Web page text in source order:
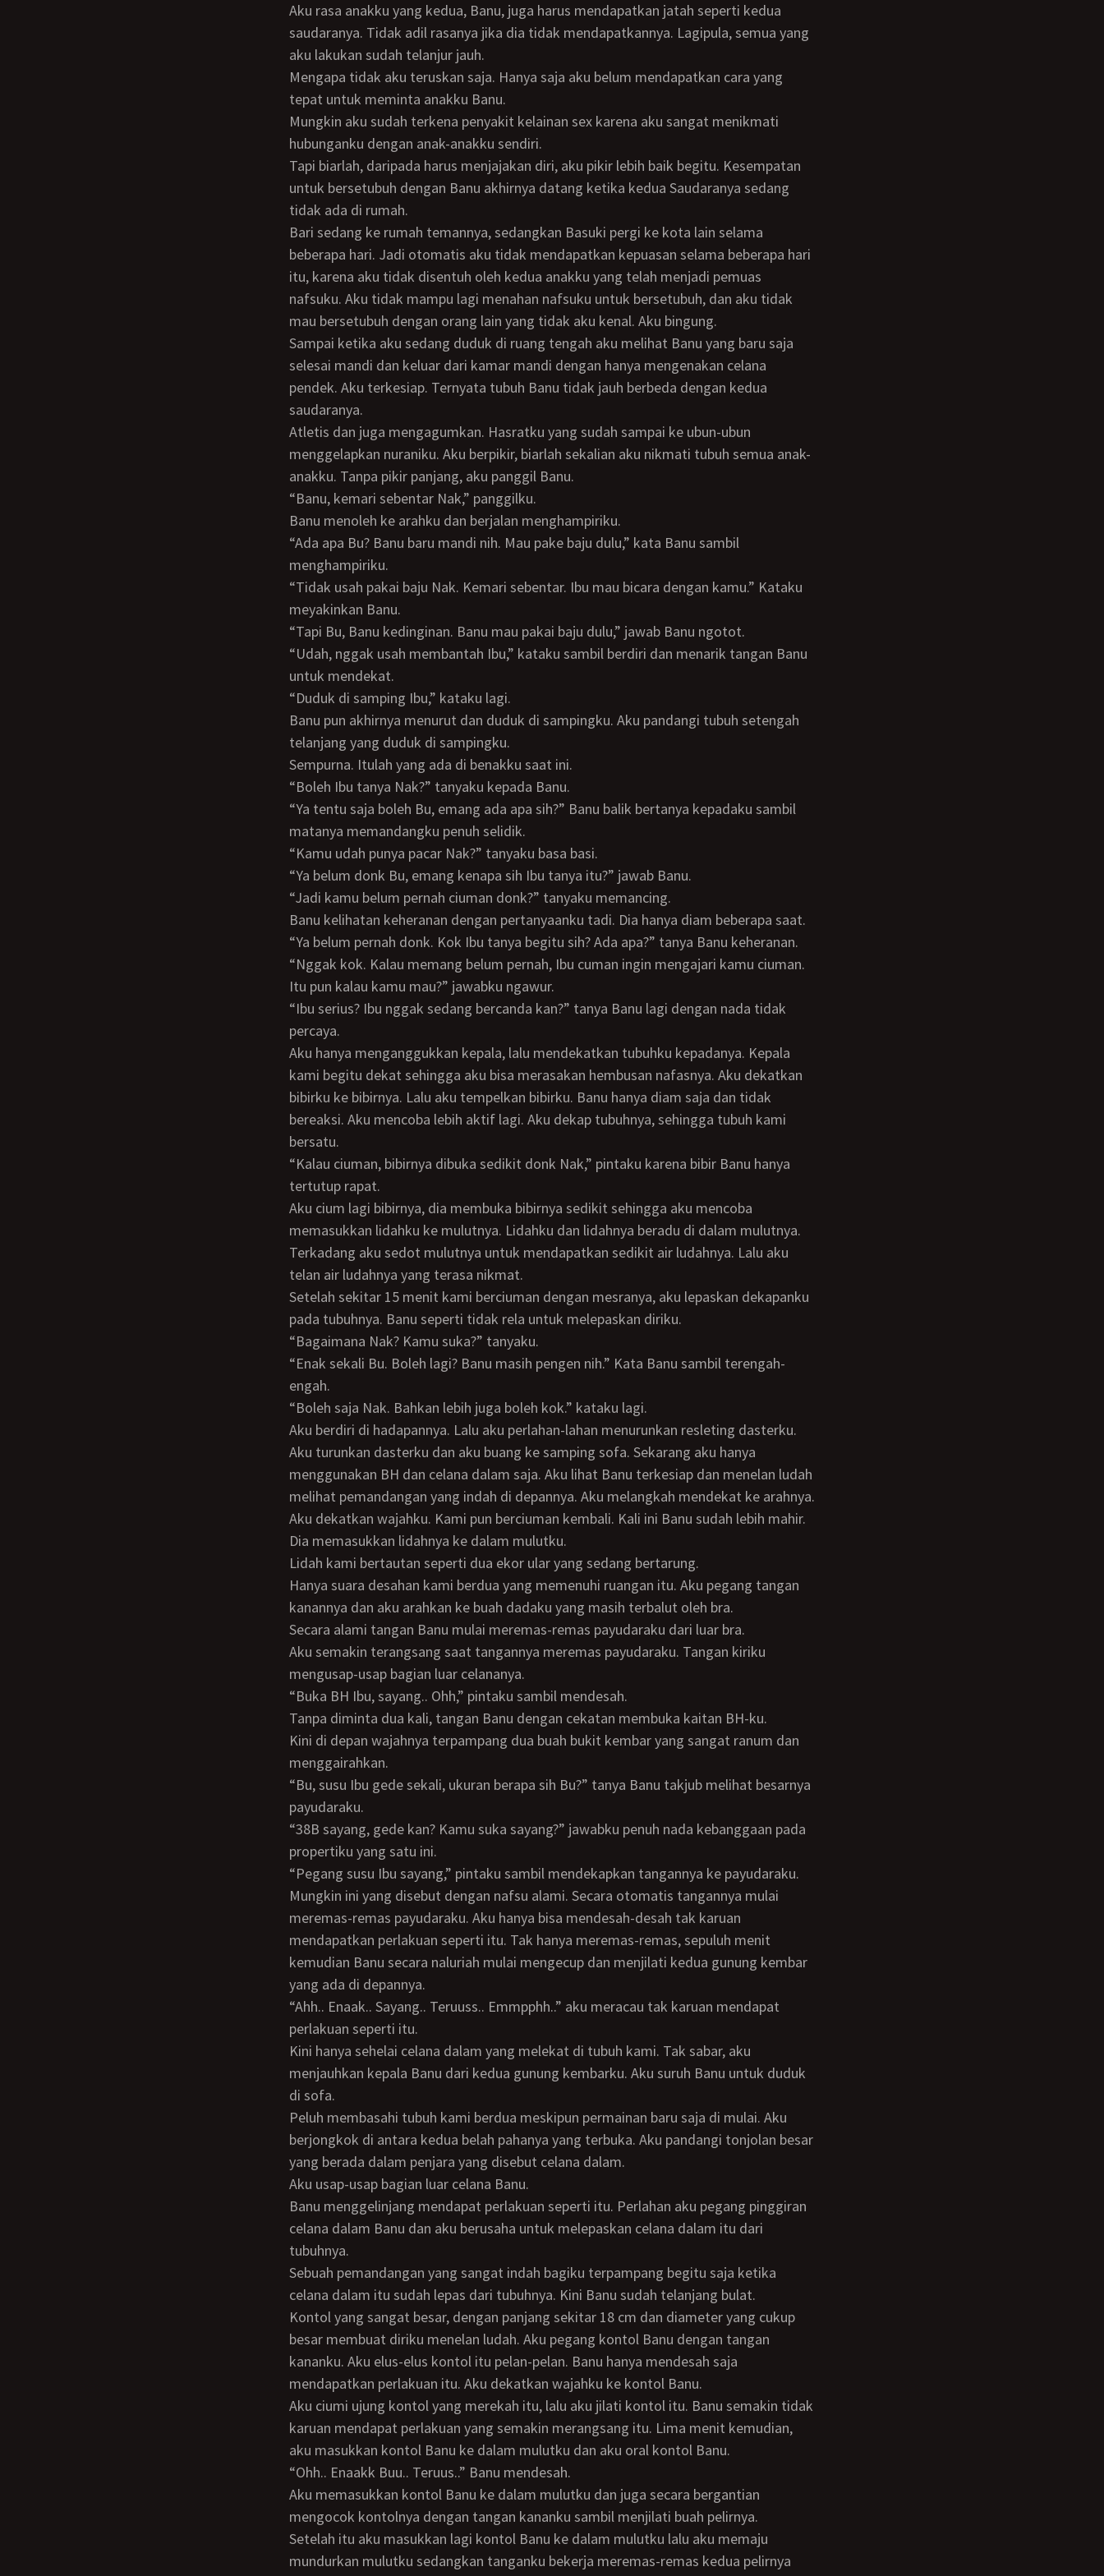
Aku rasa anakku yang kedua, Banu, juga harus mendapatkan jatah seperti kedua
saudaranya. Tidak adil rasanya jika dia tidak mendapatkannya. Lagipula, semua yang
aku lakukan sudah telanjur jauh.
Mengapa tidak aku teruskan saja. Hanya saja aku belum mendapatkan cara yang
tepat untuk meminta anakku Banu.
Mungkin aku sudah terkena penyakit kelainan sex karena aku sangat menikmati
hubunganku dengan anak-anakku sendiri.
Tapi biarlah, daripada harus menjajakan diri, aku pikir lebih baik begitu. Kesempatan
untuk bersetubuh dengan Banu akhirnya datang ketika kedua Saudaranya sedang
tidak ada di rumah.
Bari sedang ke rumah temannya, sedangkan Basuki pergi ke kota lain selama
beberapa hari. Jadi otomatis aku tidak mendapatkan kepuasan selama beberapa hari
itu, karena aku tidak disentuh oleh kedua anakku yang telah menjadi pemuas
nafsuku. Aku tidak mampu lagi menahan nafsuku untuk bersetubuh, dan aku tidak
mau bersetubuh dengan orang lain yang tidak aku kenal. Aku bingung.
Sampai ketika aku sedang duduk di ruang tengah aku melihat Banu yang baru saja
selesai mandi dan keluar dari kamar mandi dengan hanya mengenakan celana
pendek. Aku terkesiap. Ternyata tubuh Banu tidak jauh berbeda dengan kedua
saudaranya.
Atletis dan juga mengagumkan. Hasratku yang sudah sampai ke ubun-ubun
menggelapkan nuraniku. Aku berpikir, biarlah sekalian aku nikmati tubuh semua anak-
anakku. Tanpa pikir panjang, aku panggil Banu.
“Banu, kemari sebentar Nak,” panggilku.
Banu menoleh ke arahku dan berjalan menghampiriku.
“Ada apa Bu? Banu baru mandi nih. Mau pake baju dulu,” kata Banu sambil
menghampiriku.
“Tidak usah pakai baju Nak. Kemari sebentar. Ibu mau bicara dengan kamu.” Kataku
meyakinkan Banu.
“Tapi Bu, Banu kedinginan. Banu mau pakai baju dulu,” jawab Banu ngotot.
“Udah, nggak usah membantah Ibu,” kataku sambil berdiri dan menarik tangan Banu
untuk mendekat.
“Duduk di samping Ibu,” kataku lagi.
Banu pun akhirnya menurut dan duduk di sampingku. Aku pandangi tubuh setengah
telanjang yang duduk di sampingku.
Sempurna. Itulah yang ada di benakku saat ini.
“Boleh Ibu tanya Nak?” tanyaku kepada Banu.
“Ya tentu saja boleh Bu, emang ada apa sih?” Banu balik bertanya kepadaku sambil
matanya memandangku penuh selidik.
“Kamu udah punya pacar Nak?” tanyaku basa basi.
“Ya belum donk Bu, emang kenapa sih Ibu tanya itu?” jawab Banu.
“Jadi kamu belum pernah ciuman donk?” tanyaku memancing.
Banu kelihatan keheranan dengan pertanyaanku tadi. Dia hanya diam beberapa saat.
“Ya belum pernah donk. Kok Ibu tanya begitu sih? Ada apa?” tanya Banu keheranan.
“Nggak kok. Kalau memang belum pernah, Ibu cuman ingin mengajari kamu ciuman.
Itu pun kalau kamu mau?” jawabku ngawur.
“Ibu serius? Ibu nggak sedang bercanda kan?” tanya Banu lagi dengan nada tidak
percaya.
Aku hanya menganggukkan kepala, lalu mendekatkan tubuhku kepadanya. Kepala
kami begitu dekat sehingga aku bisa merasakan hembusan nafasnya. Aku dekatkan
bibirku ke bibirnya. Lalu aku tempelkan bibirku. Banu hanya diam saja dan tidak
bereaksi. Aku mencoba lebih aktif lagi. Aku dekap tubuhnya, sehingga tubuh kami
bersatu.
“Kalau ciuman, bibirnya dibuka sedikit donk Nak,” pintaku karena bibir Banu hanya
tertutup rapat.
Aku cium lagi bibirnya, dia membuka bibirnya sedikit sehingga aku mencoba
memasukkan lidahku ke mulutnya. Lidahku dan lidahnya beradu di dalam mulutnya.
Terkadang aku sedot mulutnya untuk mendapatkan sedikit air ludahnya. Lalu aku
telan air ludahnya yang terasa nikmat.
Setelah sekitar 15 menit kami berciuman dengan mesranya, aku lepaskan dekapanku
pada tubuhnya. Banu seperti tidak rela untuk melepaskan diriku.
“Bagaimana Nak? Kamu suka?” tanyaku.
“Enak sekali Bu. Boleh lagi? Banu masih pengen nih.” Kata Banu sambil terengah-
engah.
“Boleh saja Nak. Bahkan lebih juga boleh kok.” kataku lagi.
Aku berdiri di hadapannya. Lalu aku perlahan-lahan menurunkan resleting dasterku.
Aku turunkan dasterku dan aku buang ke samping sofa. Sekarang aku hanya
menggunakan BH dan celana dalam saja. Aku lihat Banu terkesiap dan menelan ludah
melihat pemandangan yang indah di depannya. Aku melangkah mendekat ke arahnya.
Aku dekatkan wajahku. Kami pun berciuman kembali. Kali ini Banu sudah lebih mahir.
Dia memasukkan lidahnya ke dalam mulutku.
Lidah kami bertautan seperti dua ekor ular yang sedang bertarung.
Hanya suara desahan kami berdua yang memenuhi ruangan itu. Aku pegang tangan
kanannya dan aku arahkan ke buah dadaku yang masih terbalut oleh bra.
Secara alami tangan Banu mulai meremas-remas payudaraku dari luar bra.
Aku semakin terangsang saat tangannya meremas payudaraku. Tangan kiriku
mengusap-usap bagian luar celananya.
“Buka BH Ibu, sayang.. Ohh,” pintaku sambil mendesah.
Tanpa diminta dua kali, tangan Banu dengan cekatan membuka kaitan BH-ku.
Kini di depan wajahnya terpampang dua buah bukit kembar yang sangat ranum dan
menggairahkan.
“Bu, susu Ibu gede sekali, ukuran berapa sih Bu?” tanya Banu takjub melihat besarnya
payudaraku.
“38B sayang, gede kan? Kamu suka sayang?” jawabku penuh nada kebanggaan pada
propertiku yang satu ini.
“Pegang susu Ibu sayang,” pintaku sambil mendekapkan tangannya ke payudaraku.
Mungkin ini yang disebut dengan nafsu alami. Secara otomatis tangannya mulai
meremas-remas payudaraku. Aku hanya bisa mendesah-desah tak karuan
mendapatkan perlakuan seperti itu. Tak hanya meremas-remas, sepuluh menit
kemudian Banu secara naluriah mulai mengecup dan menjilati kedua gunung kembar
yang ada di depannya.
“Ahh.. Enaak.. Sayang.. Teruuss.. Emmpphh..” aku meracau tak karuan mendapat
perlakuan seperti itu.
Kini hanya sehelai celana dalam yang melekat di tubuh kami. Tak sabar, aku
menjauhkan kepala Banu dari kedua gunung kembarku. Aku suruh Banu untuk duduk
di sofa.
Peluh membasahi tubuh kami berdua meskipun permainan baru saja di mulai. Aku
berjongkok di antara kedua belah pahanya yang terbuka. Aku pandangi tonjolan besar
yang berada dalam penjara yang disebut celana dalam.
Aku usap-usap bagian luar celana Banu.
Banu menggelinjang mendapat perlakuan seperti itu. Perlahan aku pegang pinggiran
celana dalam Banu dan aku berusaha untuk melepaskan celana dalam itu dari
tubuhnya.
Sebuah pemandangan yang sangat indah bagiku terpampang begitu saja ketika
celana dalam itu sudah lepas dari tubuhnya. Kini Banu sudah telanjang bulat.
Kontol yang sangat besar, dengan panjang sekitar 18 cm dan diameter yang cukup
besar membuat diriku menelan ludah. Aku pegang kontol Banu dengan tangan
kananku. Aku elus-elus kontol itu pelan-pelan. Banu hanya mendesah saja
mendapatkan perlakuan itu. Aku dekatkan wajahku ke kontol Banu.
Aku ciumi ujung kontol yang merekah itu, lalu aku jilati kontol itu. Banu semakin tidak
karuan mendapat perlakuan yang semakin merangsang itu. Lima menit kemudian,
aku masukkan kontol Banu ke dalam mulutku dan aku oral kontol Banu.
“Ohh.. Enaakk Buu.. Teruus..” Banu mendesah.
Aku memasukkan kontol Banu ke dalam mulutku dan juga secara bergantian
mengocok kontolnya dengan tangan kananku sambil menjilati buah pelirnya.
Setelah itu aku masukkan lagi kontol Banu ke dalam mulutku lalu aku memaju
mundurkan mulutku sedangkan tanganku bekerja meremas-remas kedua pelirnya